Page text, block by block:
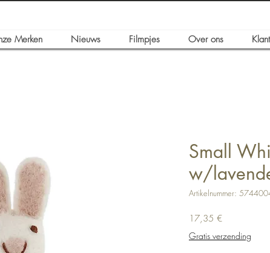
Merken Nieuws Filmpjes Over ons
Small
w/
Artikelnummer:
17,35 €Preis
Gratis verzending